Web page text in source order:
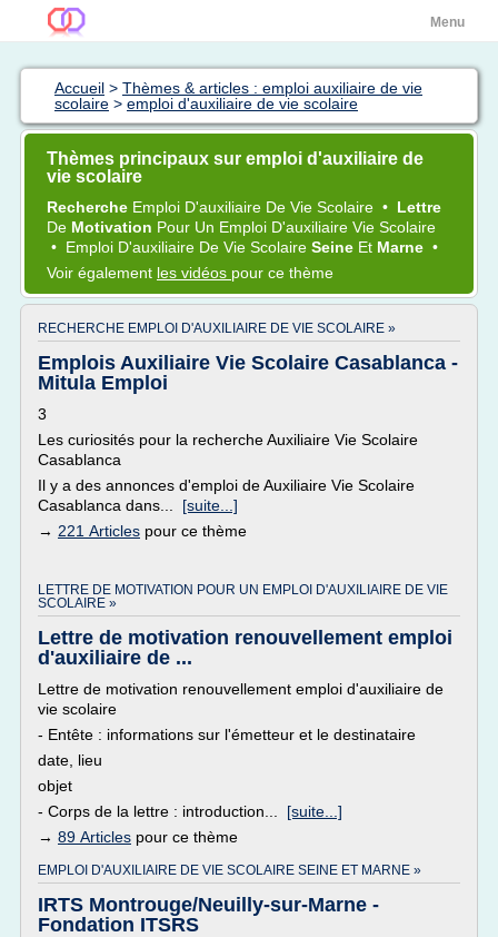
Menu
Accueil > Thèmes & articles : emploi auxiliaire de vie
scolaire > emploi d'auxiliaire de vie scolaire
Thèmes principaux sur emploi d'auxiliaire de
vie scolaire
Recherche Emploi D'auxiliaire De Vie Scolaire • Lettre
De Motivation Pour Un Emploi D'auxiliaire Vie Scolaire
• Emploi D'auxiliaire De Vie Scolaire Seine Et Marne •
Voir également les vidéos pour ce thème
RECHERCHE EMPLOI D'AUXILIAIRE DE VIE SCOLAIRE »
Emplois Auxiliaire Vie Scolaire Casablanca -
Mitula Emploi
3
Les curiosités pour la recherche Auxiliaire Vie Scolaire
Casablanca
Il y a des annonces d'emploi de Auxiliaire Vie Scolaire
Casablanca dans... [suite...]
→ 221 Articles pour ce thème
LETTRE DE MOTIVATION POUR UN EMPLOI D'AUXILIAIRE DE VIE
SCOLAIRE »
Lettre de motivation renouvellement emploi
d'auxiliaire de ...
Lettre de motivation renouvellement emploi d'auxiliaire de
vie scolaire
- Entête : informations sur l'émetteur et le destinataire
date, lieu
objet
- Corps de la lettre : introduction... [suite...]
→ 89 Articles pour ce thème
EMPLOI D'AUXILIAIRE DE VIE SCOLAIRE SEINE ET MARNE »
IRTS Montrouge/Neuilly-sur-Marne -
Fondation ITSRS